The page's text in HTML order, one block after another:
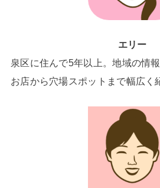
エリー
泉区に住んで5年以上。地域の情
お店から穴場スポットまで幅広く